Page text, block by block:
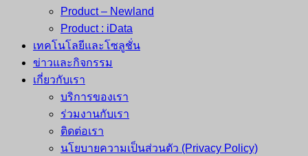
Product – Newland
Product : iData
เทคโนโลยีและโซลูชั่น
ข่าวและกิจกรรม
เกี่ยวกับเรา
บริการของเรา
ร่วมงานกับเรา
ติดต่อเรา
นโยบายความเป็นส่วนตัว (Privacy Policy)